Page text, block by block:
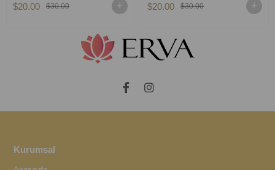
$20.00 $30.00 $20.00 $30.00
Kurumsal